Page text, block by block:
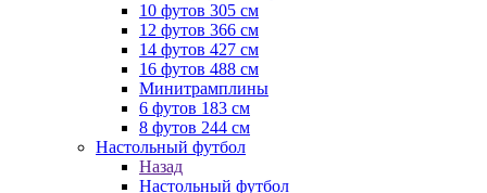
10 футов 305 см
12 футов 366 см
14 футов 427 см
16 футов 488 см
Минитрамплины
6 футов 183 см
8 футов 244 см
Настольный футбол
Назад
Настольный футбол